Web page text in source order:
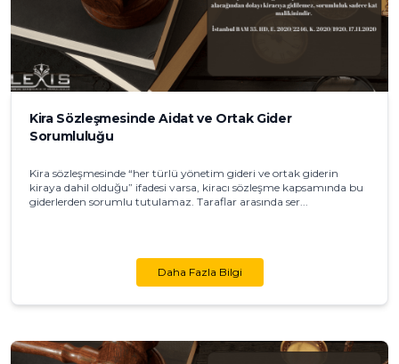
Kira Sözleşmesinde Aidat ve Ortak Gider
Sorumluluğu
Kira sözleşmesinde “her türlü yönetim gideri ve ortak giderin
kiraya dahil olduğu” ifadesi varsa, kiracı sözleşme kapsamında bu
giderlerden sorumlu tutulamaz. Taraflar arasında ser...
Daha Fazla Bilgi